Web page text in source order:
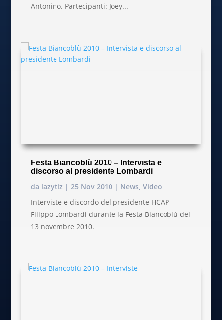
Antonino. Partecipanti: Joey...
Festa Biancoblù 2010 – Intervista e
discorso al presidente Lombardi
da lazytiz | 25 Nov 2010| News, Video
Interviste e discordo del presidente HCAP
Filippo Lombardi durante la Festa Biancoblù del
13 novembre 2010.